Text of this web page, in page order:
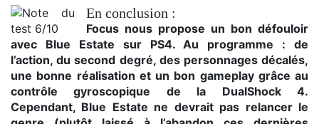
En conclusion :
Focus nous propose un bon défouloir
avec Blue Estate sur PS4. Au programme : de
l’action, du second degré, des personnages décalés,
une bonne réalisation et un bon gameplay grâce au
contrôle gyroscopique de la DualShock 4.
Cependant, Blue Estate ne devrait pas relancer le